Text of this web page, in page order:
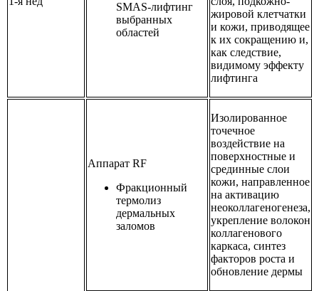
SMAS-лифтинг
выбранных
областей
жировой клетчатки
и кожи, приводящее
к их сокращению и,
как следствие,
видимому эффекту
лифтинга
Аппарат RF
Фракционный
термолиз
дермальных
заломов
Изолированное
точечное
воздействие на
поверхностные и
срединные слои
кожи, направленное
на активацию
неоколлагеногенеза,
укрепление волокон
коллагенового
каркаса, синтез
факторов роста и
обновление дермы